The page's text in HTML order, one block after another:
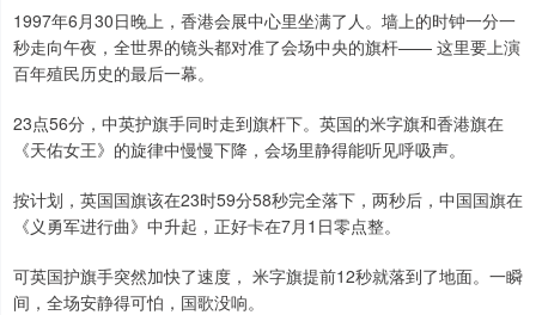
1997年6月30日晚上，香港会展中心里坐满了人。墙上的时钟一分一
秒走向午夜，全世界的镜头都对准了会场中央的旗杆—— 这里要上演
百年殖民历史的最后一幕。
23点56分，中英护旗手同时走到旗杆下。英国的米字旗和香港旗在
《天佑女王》的旋律中慢慢下降，会场里静得能听见呼吸声。
按计划，英国国旗该在23时59分58秒完全落下，两秒后，中国国旗在
《义勇军进行曲》中升起，正好卡在7月1日零点整。
可英国护旗手突然加快了速度， 米字旗提前12秒就落到了地面。一瞬
间，全场安静得可怕，国歌没响。